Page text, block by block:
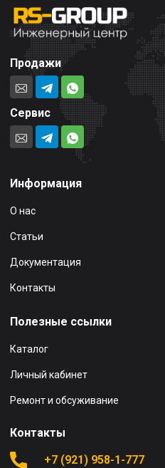
Продажи
Сервис
Информация
О нас
Статьи
Документация
Контакты
Полезные ссылки
Каталог
Личный кабинет
Ремонт и обсуживание
Контакты
+7 (921) 958-1-777